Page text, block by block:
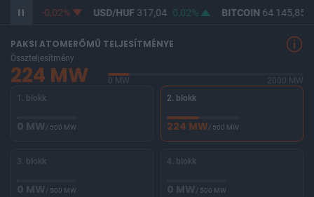
365,33 -0,02% USD/HUF317,04 0,02% BITCOIN64 145,85
PAKSI ATOMERŐMŰ TELJESÍTMÉNYE
Összteljesítmény
224 MW 0 MW
2000 MW
1. blokk
0 MW/ 500 MW
2. blokk
224 MW/ 500 MW
3. blokk
0 MW/ 500 MW
4. blokk
0 MW/ 500 MW